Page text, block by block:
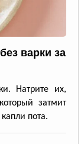
варки за
Натрите их,
затмит
пота.